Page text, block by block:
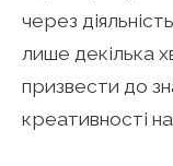
через
лише декілька
призвести до
креативності